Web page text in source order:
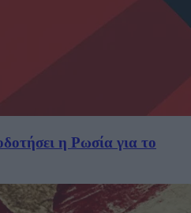
η Ρωσία για το